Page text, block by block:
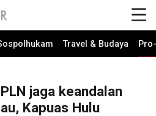
Travel & Budaya
jaga keandalan
Kapuas Hulu